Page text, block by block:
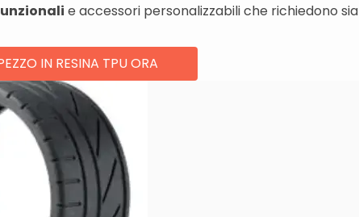
e accessori personalizzabili che richiedono
IN RESINA TPU ORA